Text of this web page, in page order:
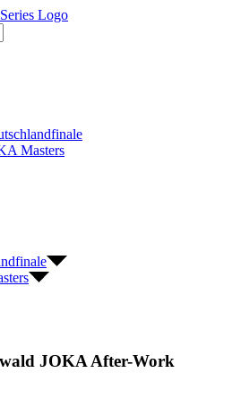
Masters
JOKA After-Work